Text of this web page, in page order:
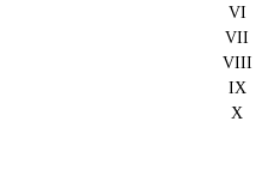
VI
VII
VIII
IX
X